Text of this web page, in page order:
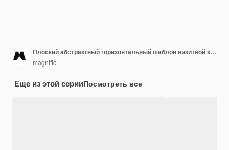
Плоский абстрактный горизонтальный шаблон визитной карточки
magnific
Еще из этой серииПосмотреть все